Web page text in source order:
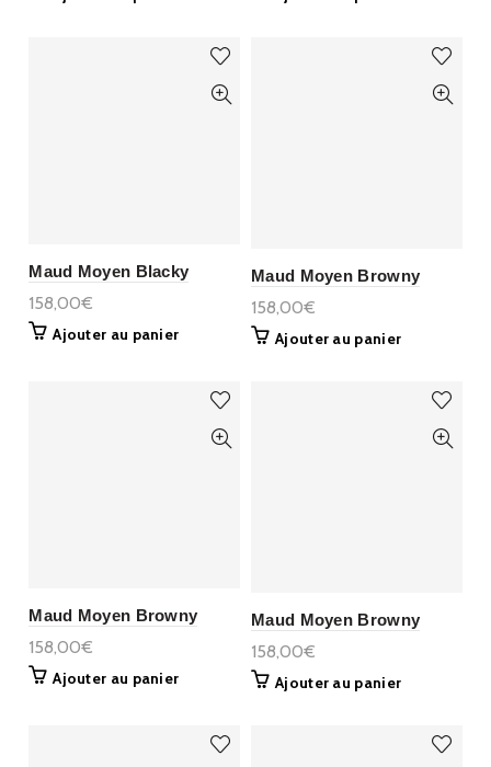
Maud Moyen Blacky
158,00€
Ajouter au panier
Maud Moyen Browny
158,00€
Ajouter au panier
Maud Moyen Browny
158,00€
Ajouter au panier
Maud Moyen Browny
158,00€
Ajouter au panier